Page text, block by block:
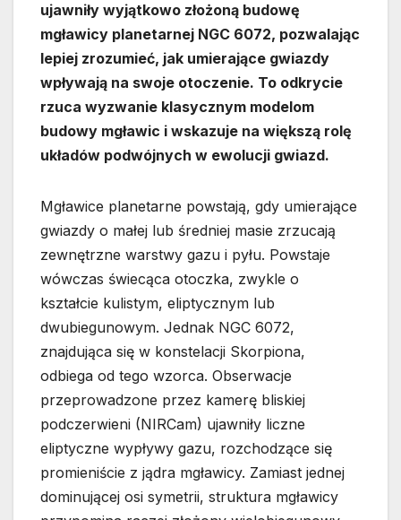
ujawniły wyjątkowo złożoną budowę
mgławicy planetarnej NGC 6072, pozwalając
lepiej zrozumieć, jak umierające gwiazdy
wpływają na swoje otoczenie. To odkrycie
rzuca wyzwanie klasycznym modelom
budowy mgławic i wskazuje na większą rolę
układów podwójnych w ewolucji gwiazd.
Mgławice planetarne powstają, gdy umierające
gwiazdy o małej lub średniej masie zrzucają
zewnętrzne warstwy gazu i pyłu. Powstaje
wówczas świecąca otoczka, zwykle o
kształcie kulistym, eliptycznym lub
dwubiegunowym. Jednak NGC 6072,
znajdująca się w konstelacji Skorpiona,
odbiega od tego wzorca. Obserwacje
przeprowadzone przez kamerę bliskiej
podczerwieni (NIRCam) ujawniły liczne
eliptyczne wypływy gazu, rozchodzące się
promieniście z jądra mgławicy. Zamiast jednej
dominującej osi symetrii, struktura mgławicy